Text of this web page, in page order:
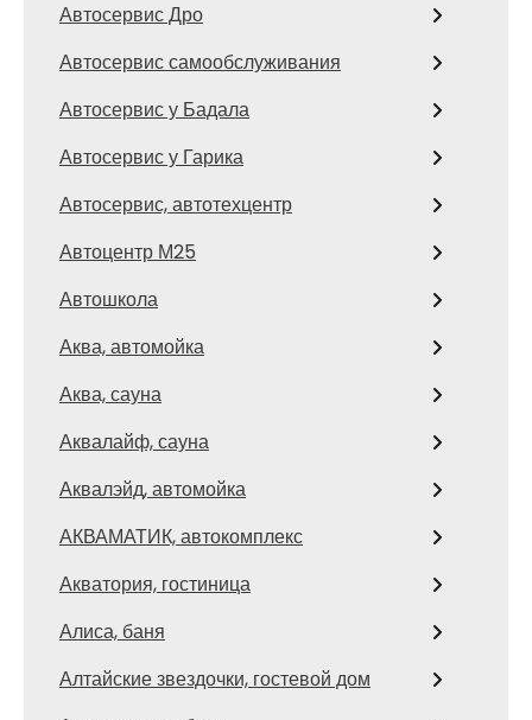
Автосервис Дро
Автосервис самообслуживания
Автосервис у Бадала
Автосервис у Гарика
Автосервис, автотехцентр
Автоцентр М25
Автошкола
Аква, автомойка
Аква, сауна
Аквалайф, сауна
Аквалэйд, автомойка
АКВАМАТИК, автокомплекс
Акватория, гостиница
Алиса, баня
Алтайские звездочки, гостевой дом